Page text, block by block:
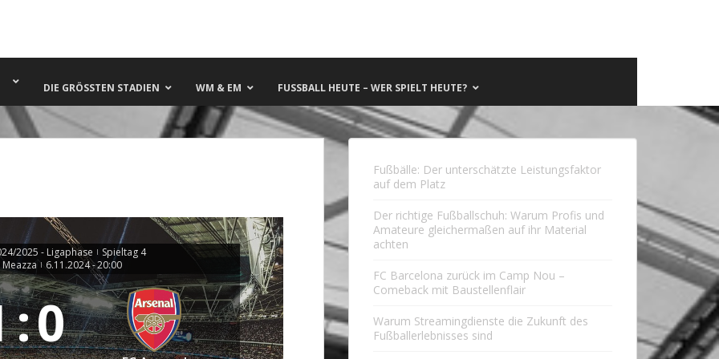
DIE GRÖSSTEN STADIEN WM & EM FUSSBALL HEUTE – WER SPIELT HEUTE?
2025 - Ligaphase | Spieltag 4
| 6.11.2024-20:00
:0
Fußbälle: Der unterschätzte Leistungsfaktor
auf dem Platz
Der richtige Fußballschuh: Warum Profis und
Amateure gleichermaßen auf ihr Material
achten
FC Barcelona zurück im Camp Nou –
Comeback mit Baustellenflair
Warum Streamingdienste die Zukunft des
Fußballerlebnisses sind